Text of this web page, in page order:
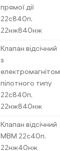
прямої дії
22с840п,
22нж840нж
Клапан відсічний
з
електромагнітом
пілотного типу
22с840п,
22нж840нж
Клапан відсічний
МВМ 22с40п,
22нж40нж